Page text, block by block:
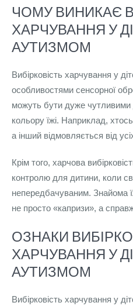
ЧОМУ ВИНИКАЄ
ХАРЧУВАННЯ У
АУТИЗМОМ
Вибірковість харчування у
особливостями сенсорної
можуть бути дуже чутливими
кольору їжі. Наприклад,
а інший відмовляється від
Крім того, харчова
контролю для дитини, коли
непередбачуваним. Знайома
не просто «капризи», а
ОЗНАКИ
ХАРЧУВАННЯ У
АУТИЗМОМ
Вибірковість харчування у